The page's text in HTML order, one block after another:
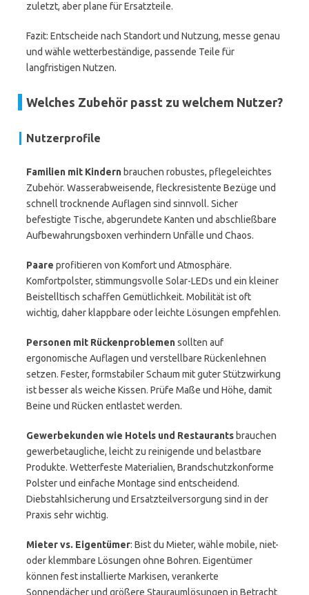
zuletzt, aber plane für Ersatzteile.
Fazit: Entscheide nach Standort und Nutzung, messe genau
und wähle wetterbeständige, passende Teile für
langfristigen Nutzen.
Welches Zubehör passt zu welchem Nutzer?
Nutzerprofile
Familien mit Kindern brauchen robustes, pflegeleichtes
Zubehör. Wasserabweisende, fleckresistente Bezüge und
schnell trocknende Auflagen sind sinnvoll. Sicher
befestigte Tische, abgerundete Kanten und abschließbare
Aufbewahrungsboxen verhindern Unfälle und Chaos.
Paare profitieren von Komfort und Atmosphäre.
Komfortpolster, stimmungsvolle Solar-LEDs und ein kleiner
Beistelltisch schaffen Gemütlichkeit. Mobilität ist oft
wichtig, daher klappbare oder leichte Lösungen empfehlen.
Personen mit Rückenproblemensollten auf
ergonomische Auflagen und verstellbare Rückenlehnen
setzen. Fester, formstabiler Schaum mit guter Stützwirkung
ist besser als weiche Kissen. Prüfe Maße und Höhe, damit
Beine und Rücken entlastet werden.
Gewerbekunden wie Hotels und Restaurants brauchen
gewerbetaugliche, leicht zu reinigende und belastbare
Produkte. Wetterfeste Materialien, Brandschutzkonforme
Polster und einfache Montage sind entscheidend.
Diebstahlsicherung und Ersatzteilversorgung sind in der
Praxis sehr wichtig.
Mieter vs. Eigentümer: Bist du Mieter, wähle mobile, niet-
oder klemmbare Lösungen ohne Bohren. Eigentümer
können fest installierte Markisen, verankerte
Sonnendächer und größere Stauraumlösungen in Betracht